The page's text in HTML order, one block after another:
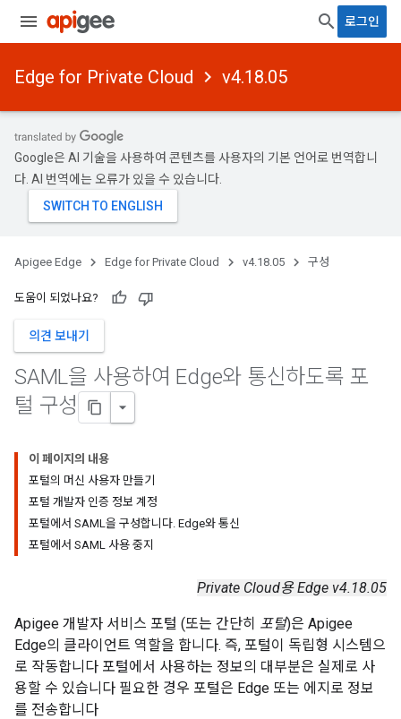
로그인
Edge for Private Cloud v4.18.05
Google은 AI 기술을 사용하여 콘텐츠를 사용자의 기본 언어로 번역합니
다. AI 번역에는 오류가 있을 수 있습니다.
Apigee Edge Edge for Private Cloud v4.18.05 구성
도움이 되었나요?
의견 보내기
SAML을 사용하여 Edge와 통신하도록 포
털 구성
이 페이지의 내용
포털의 머신 사용자 만들기
포털 개발자 인증 정보 계정
포털에서 SAML을 구성합니다. Edge와 통신
포털에서 SAML 사용 중지
Private Cloud용 Edge v4.18.05
Apigee 개발자 서비스 포털 (또는 간단히 포털)은 Apigee
Edge의 클라이언트 역할을 합니다. 즉, 포털이 독립형 시스템으
로 작동합니다 포털에서 사용하는 정보의 대부분은 실제로 사
용할 수 있습니다 필요한 경우 포털은 Edge 또는 에지로 정보
를 전송합니다